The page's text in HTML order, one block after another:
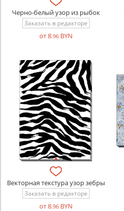
Черно-белый узор из рыбок
Заказать в редакторе
от 8.96BYN
Векторная текстура узор зебры
Заказать в редакторе
от 8.96BYN